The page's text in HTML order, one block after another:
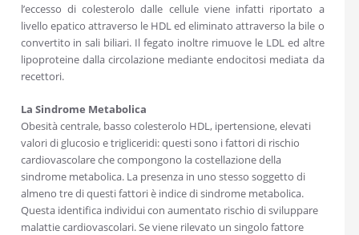
l’eccesso di colesterolo dalle cellule viene infatti riportato a
livello epatico attraverso le HDL ed eliminato attraverso la bile o
convertito in sali biliari. Il fegato inoltre rimuove le LDL ed altre
lipoproteine dalla circolazione mediante endocitosi mediata da
recettori.
La Sindrome Metabolica
Obesità centrale, basso colesterolo HDL, ipertensione, elevati
valori di glucosio e trigliceridi: questi sono i fattori di rischio
cardiovascolare che compongono la costellazione della
sindrome metabolica. La presenza in uno stesso soggetto di
almeno tre di questi fattori è indice di sindrome metabolica.
Questa identifica individui con aumentato rischio di sviluppare
malattie cardiovascolari. Se viene rilevato un singolo fattore